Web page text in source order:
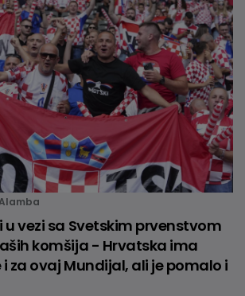
u vezi sa Svetskim prvenstvom
komšija - Hrvatska ima
za ovaj Mundijal, ali je pomalo i